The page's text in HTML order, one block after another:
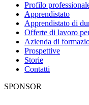
Profilo
Apprendistato
Apprendistato di
Offerte di lavoro
Azienda di
Prospettive
Storie
Contatti
SPONSOR